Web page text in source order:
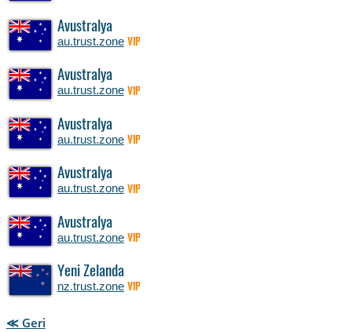
Avustralya
au.trust.zone VIP
Avustralya
au.trust.zone VIP
Avustralya
au.trust.zone VIP
Avustralya
au.trust.zone VIP
Avustralya
au.trust.zone VIP
Yeni Zelanda
nz.trust.zone VIP
≪ Geri